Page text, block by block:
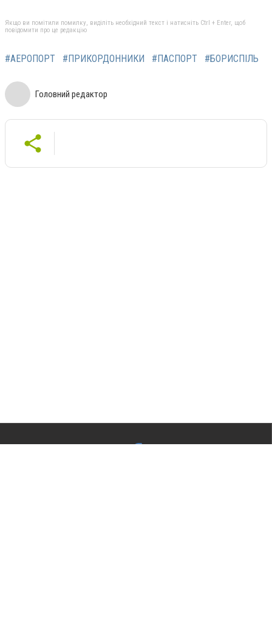
Якщо ви помітили помилку, виділіть необхідний текст і натисніть Ctrl + Enter, щоб
повідомити про це редакцію
#АЕРОПОРТ #ПРИКОРДОННИКИ #ПАСПОРТ #БОРИСПІЛЬ
Головний редактор